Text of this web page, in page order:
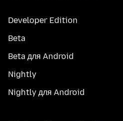
Developer Edition
Beta
Beta для Android
Nightly
Nightly для Android